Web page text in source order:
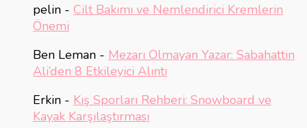
pelin - Cilt Bakımı ve Nemlendirici Kremlerin
Önemi
Ben Leman - Mezarı Olmayan Yazar: Sabahattin
Ali’den 8 Etkileyici Alıntı
Erkin - Kış Sporları Rehberi: Snowboard ve
Kayak Karşılaştırması